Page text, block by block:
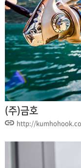
(주)금호
http://